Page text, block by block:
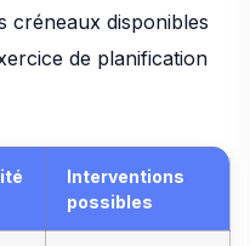
créneaux disponibles
de planification
Interventions
possibles